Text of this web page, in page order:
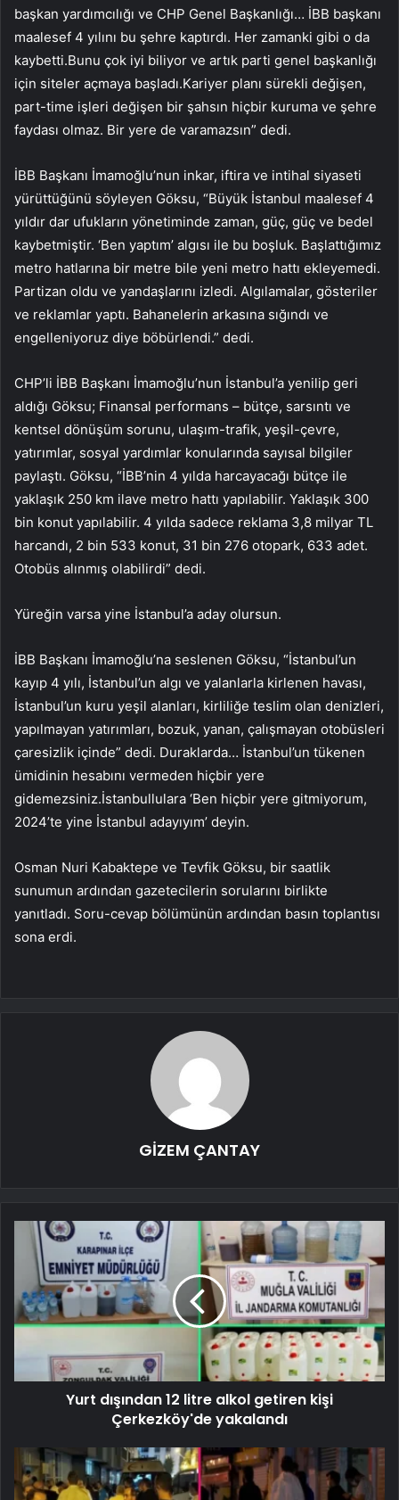
başkan yardımcılığı ve CHP Genel Başkanlığı… İBB başkanı
maalesef 4 yılını bu şehre kaptırdı. Her zamanki gibi o da
kaybetti.Bunu çok iyi biliyor ve artık parti genel başkanlığı
için siteler açmaya başladı.Kariyer planı sürekli değişen,
part-time işleri değişen bir şahsın hiçbir kuruma ve şehre
faydası olmaz. Bir yere de varamazsın” dedi.
İBB Başkanı İmamoğlu’nun inkar, iftira ve intihal siyaseti
yürüttüğünü söyleyen Göksu, “Büyük İstanbul maalesef 4
yıldır dar ufukların yönetiminde zaman, güç, güç ve bedel
kaybetmiştir. ‘Ben yaptım’ algısı ile bu boşluk. Başlattığımız
metro hatlarına bir metre bile yeni metro hattı ekleyemedi.
Partizan oldu ve yandaşlarını izledi. Algılamalar, gösteriler
ve reklamlar yaptı. Bahanelerin arkasına sığındı ve
engelleniyoruz diye böbürlendi.” dedi.
CHP’li İBB Başkanı İmamoğlu’nun İstanbul’a yenilip geri
aldığı Göksu; Finansal performans – bütçe, sarsıntı ve
kentsel dönüşüm sorunu, ulaşım-trafik, yeşil-çevre,
yatırımlar, sosyal yardımlar konularında sayısal bilgiler
paylaştı. Göksu, “İBB’nin 4 yılda harcayacağı bütçe ile
yaklaşık 250 km ilave metro hattı yapılabilir. Yaklaşık 300
bin konut yapılabilir. 4 yılda sadece reklama 3,8 milyar TL
harcandı, 2 bin 533 konut, 31 bin 276 otopark, 633 adet.
Otobüs alınmış olabilirdi” dedi.
Yüreğin varsa yine İstanbul’a aday olursun.
İBB Başkanı İmamoğlu’na seslenen Göksu, “İstanbul’un
kayıp 4 yılı, İstanbul’un algı ve yalanlarla kirlenen havası,
İstanbul’un kuru yeşil alanları, kirliliğe teslim olan denizleri,
yapılmayan yatırımları, bozuk, yanan, çalışmayan otobüsleri
çaresizlik içinde” dedi. Duraklarda… İstanbul’un tükenen
ümidinin hesabını vermeden hiçbir yere
gidemezsiniz.İstanbullulara ‘Ben hiçbir yere gitmiyorum,
2024’te yine İstanbul adayıyım’ deyin.
Osman Nuri Kabaktepe ve Tevfik Göksu, bir saatlik
sunumun ardından gazetecilerin sorularını birlikte
yanıtladı. Soru-cevap bölümünün ardından basın toplantısı
sona erdi.
GİZEM ÇANTAY
Yurt dışından 12 litre alkol getiren kişi
Çerkezköy'de yakalandı